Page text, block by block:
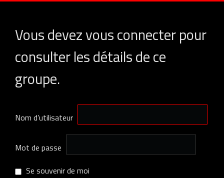
Vous devez vous connecter pour
consulter les détails de ce
groupe.
Nom d’utilisateur
Mot de passe
Se souvenir de moi